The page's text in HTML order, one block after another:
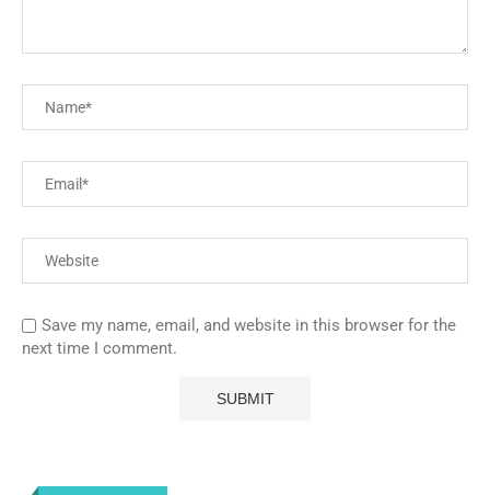
Save my name, email, and website in this browser for the
next time I comment.